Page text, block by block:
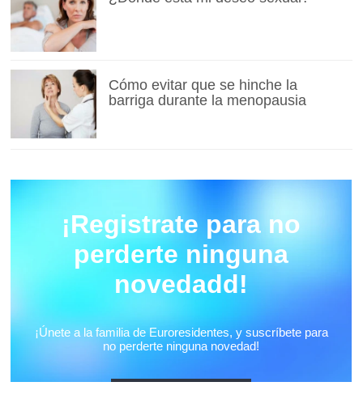
Cómo evitar que se hinche la
barriga durante la menopausia